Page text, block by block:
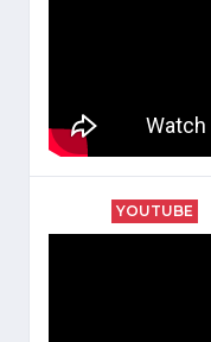
YOUTUBE